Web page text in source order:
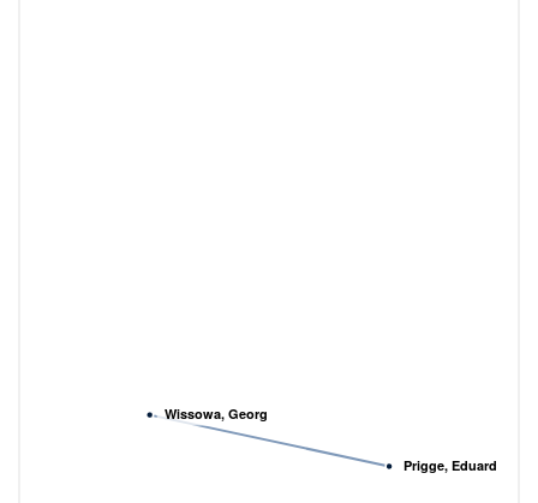
Prigge, Eduard
Wissowa, Georg